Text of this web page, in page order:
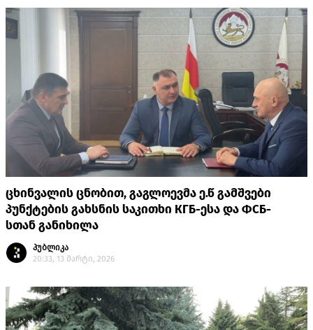
ცხინვალის ცნობით, გაგლოევმა ე.წ გამშვები
პუნქტების გახსნის საკითხი КГБ-ესა და ФСБ-
სთან განიხილა
პუბლიკა
20:33, 13 მარტი, 2026